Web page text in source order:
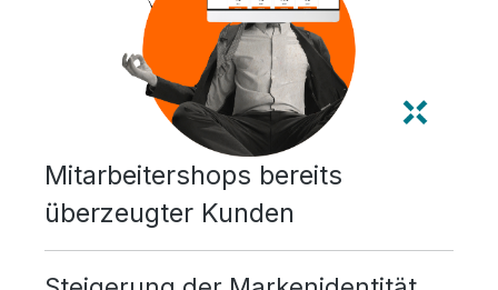
Mitarbeitershops bereits
überzeugter Kunden